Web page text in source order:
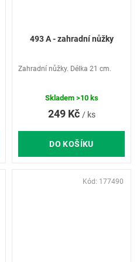
493 A - zahradní nůžky
249 Kč / ks
DO KOŠÍKU
Zahradní nůžky. Délka 21 cm.
Skladem >10 ks
Kód: 177490